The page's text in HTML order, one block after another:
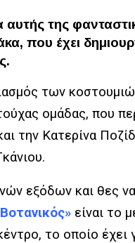
αυτής της
, που έχει
των
ομάδας, που
την Κατερίνα
.
εξόδων και θες
Βοτανικός» είναι το
το οποίο